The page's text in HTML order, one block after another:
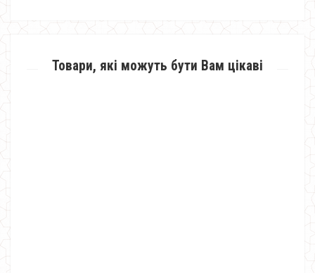
Товари, які можуть бути Вам цікаві